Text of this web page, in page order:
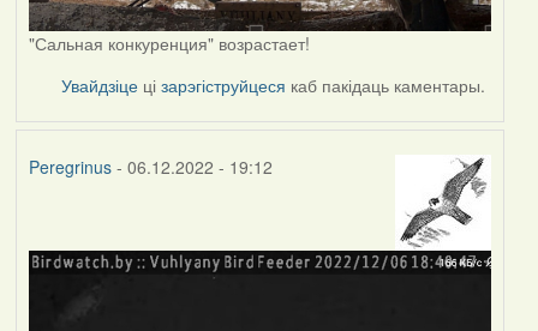
"Сальная конкуренция" возрастает!
Увайдзіце цізарэгіструйцеся каб пакідаць каментары.
Peregrinus- 06.12.2022 - 19:12